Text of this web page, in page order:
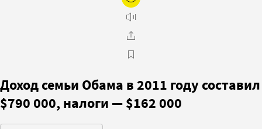
Доход семьи Обама в 2011 году составил
$790 000, налоги — $162 000